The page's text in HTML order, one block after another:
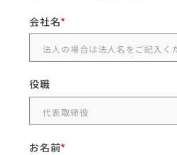
会社名
役職
お名前